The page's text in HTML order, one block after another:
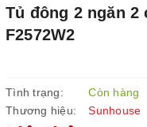
Tủ đông 2 ngăn 2
F2572W2
Tình trạng:
Còn hàng
Thương hiệu:
Sunhouse